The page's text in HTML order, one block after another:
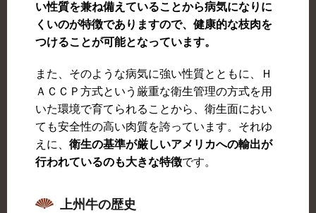
い性質を兼ね備えていることから病気になりに
くいのが特徴でありますので、健康的な枝肉を
つけることが可能となっています。
また、そのような病気に強い性質とともに、Ｈ
ＡＣＣＰ方式という厳重な衛生管理の方式を用
いた環境で育てられることから、衛生面におい
ても安全性の高い肉質を誇っています。それゆ
えに、 衛生の基準が厳しいアメリカへの輸出が
行われているのも大きな特徴です。
上州牛の歴史